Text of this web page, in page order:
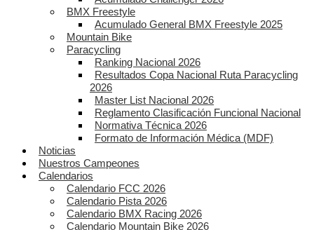
BMX Freestyle
Acumulado General BMX Freestyle 2025
Mountain Bike
Paracycling
Ranking Nacional 2026
Resultados Copa Nacional Ruta Paracycling
2026
Master List Nacional 2026
Reglamento Clasificación Funcional Nacional
Normativa Técnica 2026
Formato de Información Médica (MDF)
Noticias
Nuestros Campeones
Calendarios
Calendario FCC 2026
Calendario Pista 2026
Calendario BMX Racing 2026
Calendario Mountain Bike 2026